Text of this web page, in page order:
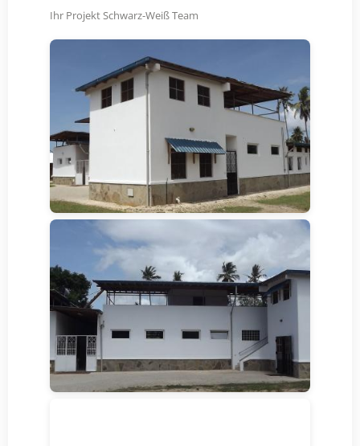
Ihr Projekt Schwarz-Weiß Team